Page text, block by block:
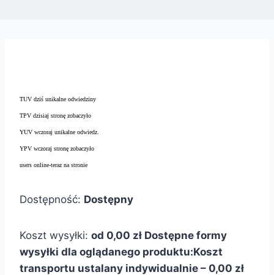
TUV dziś unikalne odwiedziny
TPV dzisiaj stronę zobaczyło
YUV wczoraj unikalne odwiedz.
YPV wczoraj stronę zobaczyło
users online-teraz na stronie
Dostępność: Dostępny
Koszt wysyłki: od 0,00 zł Dostępne formy
wysyłki dla oglądanego produktu:Koszt
transportu ustalany indywidualnie – 0,00 zł